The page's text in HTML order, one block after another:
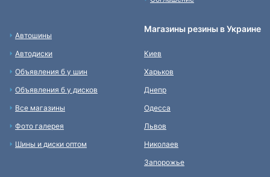
Автошины
Автодиски
Объявления б у шин
Объявления б у дисков
Все магазины
Фото галерея
Шины и диски оптом
Магазины резины в Украине
Киев
Харьков
Днепр
Одесса
Львов
Николаев
Запорожье